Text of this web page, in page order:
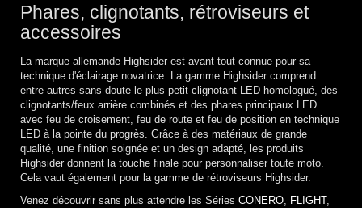
Phares, clignotants, rétroviseurs et
accessoires
La marque allemande Highsider est avant tout connue pour sa
technique d'éclairage novatrice. La gamme Highsider comprend
entre autres sans doute le plus petit clignotant LED homologué, des
clignotants/feux arrière combinés et des phares principaux LED
avec feu de croisement, feu de route et feu de position en technique
LED à la pointe du progrès. Grâce à des matériaux de grande
qualité, une finition soignée et un design adapté, les produits
Highsider donnent la touche finale pour personnaliser toute moto.
Cela vaut également pour la gamme de rétroviseurs Highsider.
Venez découvrir sans plus attendre les SériesCONERO, FLIGHT,